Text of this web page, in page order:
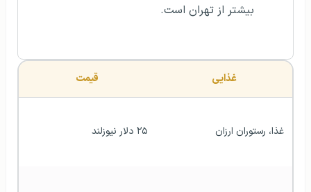
بیشتر از تهران است.
غذایی قیمت
غذا، رستوران ارزان ۲۵ دلار نیوزلند